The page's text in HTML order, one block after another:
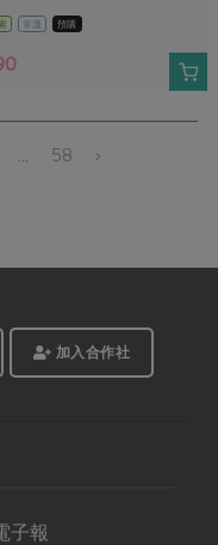
4入)
常溫 預購
58 ›
加入合作社
子報